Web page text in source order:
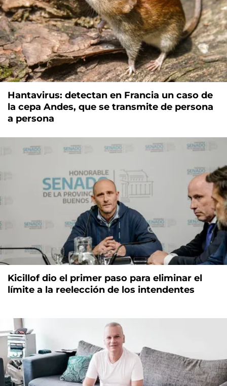
Hantavirus: detectan en Francia un caso de
la cepa Andes, que se transmite de persona
a persona
Kicillof dio el primer paso para eliminar el
límite a la reelección de los intendentes